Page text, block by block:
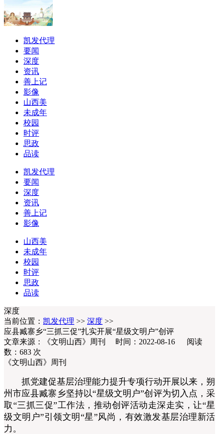
凯发代理
要闻
深度
资讯
善上记
影像
山西美
未成年
校园
时评
思政
品读
凯发代理
要闻
深度
资讯
善上记
影像
山西美
未成年
校园
时评
思政
品读
深度
当前位置： 凯发代理 >> 深度 >>
应县臧寨乡“三抓三促”扎实开展“星级文明户”创评
文章来源：《文明山西》周刊 时间：2022-08-16 阅读
数： 683 次
《文明山西》周刊
抓党建促基层治理能力提升专项行动开展以来，朔
州市应县臧寨乡坚持以“星级文明户”创评为切入点，采
取“三抓三促”工作法，推动创评活动走深走实，让“星
级文明户”引领文明“星”风尚，有效激发基层治理新活
力。